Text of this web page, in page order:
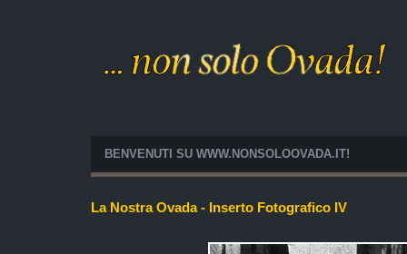
BENVENUTI SU WWW.NONSOLOOVADA.IT!
La Nostra Ovada - Inserto Fotografico IV